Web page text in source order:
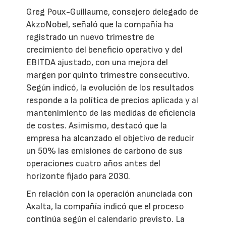
Greg Poux-Guillaume, consejero delegado de
AkzoNobel, señaló que la compañía ha
registrado un nuevo trimestre de
crecimiento del beneficio operativo y del
EBITDA ajustado, con una mejora del
margen por quinto trimestre consecutivo.
Según indicó, la evolución de los resultados
responde a la política de precios aplicada y al
mantenimiento de las medidas de eficiencia
de costes. Asimismo, destacó que la
empresa ha alcanzado el objetivo de reducir
un 50% las emisiones de carbono de sus
operaciones cuatro años antes del
horizonte fijado para 2030.
En relación con la operación anunciada con
Axalta, la compañía indicó que el proceso
continúa según el calendario previsto. La